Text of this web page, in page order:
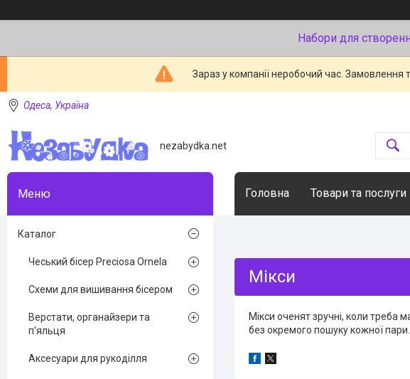
Набори для
Зараз у компанії неробочий час. Замовлення
Одеса, Україна
nezabydka.net
Головна Товари та послуги
Мікси
Мікси оченят зручні, коли треба
без окремого пошуку кожної пари.
Каталог
Чеський бісер Preciosa Ornela
Схеми для вишивання бісером
Верстати, органайзери та
п'яльця
Аксесуари для рукоділля